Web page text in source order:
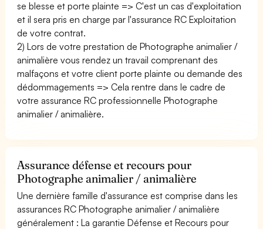
se blesse et porte plainte => C'est un cas d'exploitation
et il sera pris en charge par l'assurance RC Exploitation
de votre contrat.
2) Lors de votre prestation de Photographe animalier /
animalière vous rendez un travail comprenant des
malfaçons et votre client porte plainte ou demande des
dédommagements => Cela rentre dans le cadre de
votre assurance RC professionnelle Photographe
animalier / animalière.
Assurance défense et recours pour
Photographe animalier / animalière
Une dernière famille d'assurance est comprise dans les
assurances RC Photographe animalier / animalière
généralement : La garantie Défense et Recours pour